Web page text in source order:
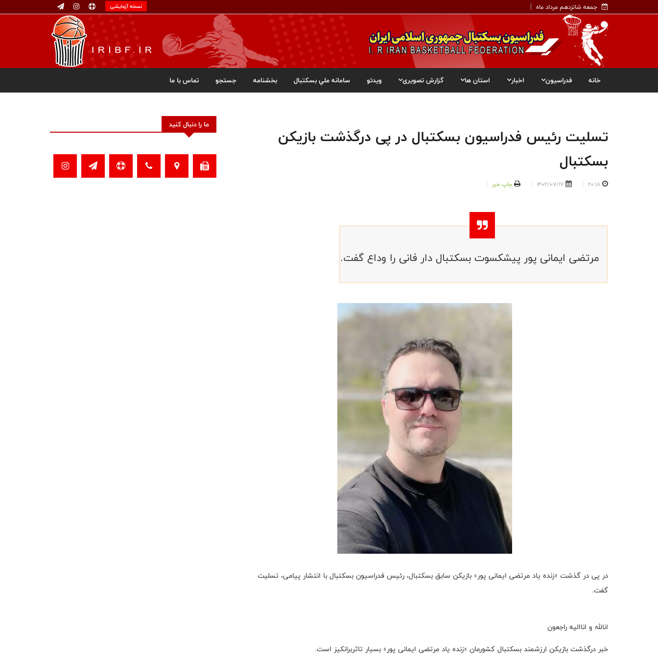
جمعه شانزدهم مرداد ماه نسخه آزمایشی
خانه فدراسیون اخبار استان ها گزارش تصویری ویدئو سامانه ملي بسکتبال بخشنامه جستجو تماس با ما
تسلیت رئیس فدراسیون بسکتبال در پی درگذشت بازیکن
بسکتبال
20:18
1402/07/17 چاپ خبر
مرتضی ایمانی پور پیشکسوت بسکتبال دار فانی را وداع گفت.
در پی در گذشت «زنده یاد مرتضی ایمانی پور» بازیکن سابق بسکتبال، رئیس فدراسیون بسکتبال با انتشار پیامی، تسلیت
گفت.
انالله و اناالیه راجعون
خبر درگذشت بازیکن ارزشمند بسکتبال کشورمان «زنده یاد مرتضی ایمانی پور» بسیار تاثربرانکیز است.
ما را دنبال کنید